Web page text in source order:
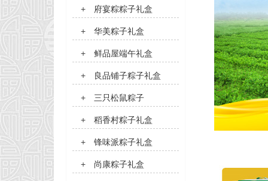
+ 府宴粽粽子礼盒
+ 华美粽子礼盒
+ 鲜品屋端午礼盒
+ 良品铺子粽子礼盒
+ 三只松鼠粽子
+ 稻香村粽子礼盒
+ 锋味派粽子礼盒
+ 尚康粽子礼盒